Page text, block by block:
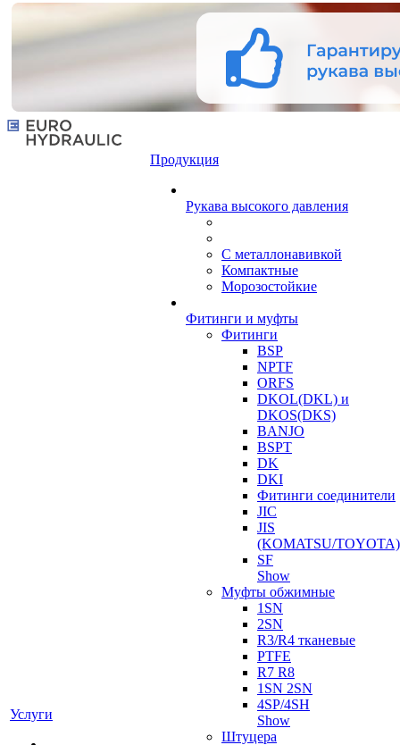
Услуги
Продукция
Рукава высокого давления
С металлонавивкой
Компактные
Морозостойкие
Фитинги и муфты
Фитинги
BSP
NPTF
ORFS
DKOL(DKL) и
DKOS(DKS)
BANJO
BSPT
DK
DKI
Фитинги соединители
JIC
JIS
(KOMATSU/TOYOTA)
SF
Show
Муфты обжимные
1SN
2SN
R3/R4 тканевые
PTFE
R7 R8
1SN 2SN
4SP/4SH
Show
Штуцера